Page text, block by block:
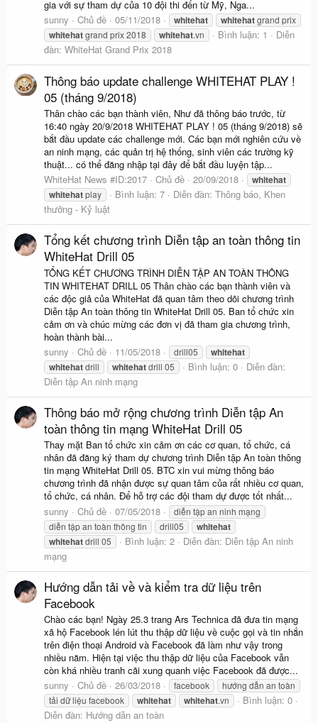
gia với sự tham dự của 10 đội thi đến từ Mỹ, Nga...
sunny
Chủ đề 05/11/2018 whitehat whitehatgrand prix
whitehatgrand prix 2018 whitehat.vn Bình luận: 1
Diễn
đàn: WhiteHat Grand Prix 2018
Thông báo update challenge WHITEHAT PLAY !
05 (tháng 9/2018)
Thân chào các bạn thành viên, Như đã thông báo trước, từ
16:40 ngày 20/9/2018 WHITEHAT PLAY ! 05 (tháng 9/2018) sẽ
bắt đầu update các challenge mới. Các bạn mới nghiên cứu về
an ninh mạng, các quản trị hệ thống, sinh viên các trường kỹ
thuật... có thể đăng nhập tại đây để bắt đầu luyện tập...
WhiteHat News #ID:2017
Chủ đề 20/09/2018
whitehat
whitehatplay Bình luận: 7 Diễn đàn: Thông báo, Khen
thưởng - Kỷ luật
Tổng kết chương trình Diễn tập an toàn thông tin
WhiteHat Drill 05
TỔNG KẾT CHƯƠNG TRÌNH DIỄN TẬP AN TOÀN THÔNG
TIN WHITEHAT DRILL 05 Thân chào các bạn thành viên và
các độc giả của WhiteHat đã quan tâm theo dõi chương trình
Diễn tập An toàn thông tin WhiteHat Drill 05. Ban tổ chức xin
cảm ơn và chúc mừng các đơn vị đã tham gia chương trình,
hoàn thành bài...
sunny
Chủ đề 11/05/2018 drill05
whitehat
whitehatdrill whitehatdrill 05 Bình luận: 0
Diễn đàn:
Diễn tập An ninh mạng
Thông báo mở rộng chương trình Diễn tập An
toàn thông tin mạng WhiteHat Drill 05
Thay mặt Ban tổ chức xin cảm ơn các cơ quan, tổ chức, cá
nhân đã đăng ký tham dự chương trình Diễn tập An toàn thông
tin mạng WhiteHat Drill 05. BTC xin vui mừng thông báo
chương trình đã nhận được sự quan tâm của rất nhiều cơ quan,
tổ chức, cá nhân. Để hỗ trợ các đội tham dự được tốt nhất...
sunny
Chủ đề 07/05/2018
diễn tập an ninh mạng
diễn tập an toàn thông tin
drill05
whitehat
whitehatdrill 05 Bình luận: 2 Diễn đàn: Diễn tập An ninh
mạng
Hướng dẫn tải về và kiểm tra dữ liệu trên
Facebook
Chào các bạn! Ngày 25.3 trang Ars Technica đã đưa tin mạng
xã hộ Facebook lén lút thu thập dữ liệu về cuộc gọi và tin nhắn
trên điện thoại Android và Facebook đã làm như vậy trong
nhiều năm. Hiện tại việc thu thập dữ liệu của Facebook vẫn
còn khá nhiều tranh cãi xung quanh việc Facebook đã được...
sunny
Chủ đề 26/03/2018 facebook
hướng dẫn an toàn
tải dữ liệu facebook
whitehat whitehat.vn
Bình luận: 0
Diễn đàn: Hướng dẫn an toàn